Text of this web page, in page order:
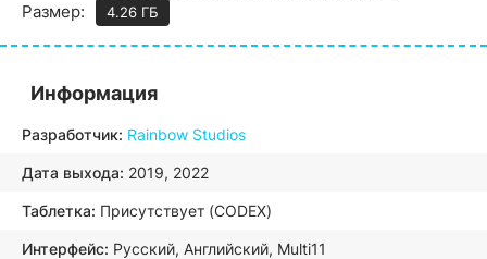
Размер:
4.26 ГБ
Информация
Разработчик: Rainbow Studios
Дата выхода: 2019, 2022
Таблетка: Присутствует (CODEX)
Интерфейс: Русский, Английский, Multi11